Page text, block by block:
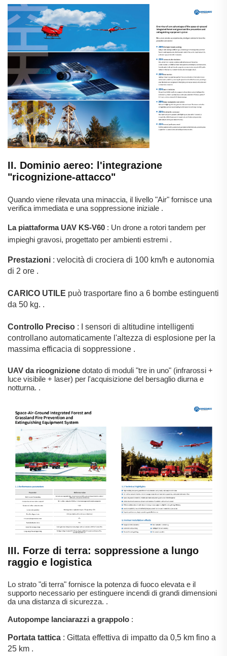
II. Dominio aereo: l'integrazione
"ricognizione-attacco"
Quando viene rilevata una minaccia, il livello "Air" fornisce una
verifica immediata e una soppressione iniziale .
La piattaforma UAV KS-V60 : Un drone a rotori tandem per
impieghi gravosi, progettato per ambienti estremi .
Prestazioni : velocità di crociera di 100 km/h e autonomia
di 2 ore .
CARICO UTILE può trasportare fino a 6 bombe estinguenti
da 50 kg. .
Controllo Preciso : I sensori di altitudine intelligenti
controllano automaticamente l'altezza di esplosione per la
massima efficacia di soppressione .
UAV da ricognizione dotato di moduli "tre in uno" (infrarossi +
luce visibile + laser) per l'acquisizione del bersaglio diurna e
notturna. .
III. Forze di terra: soppressione a lungo
raggio e logistica
Lo strato "di terra" fornisce la potenza di fuoco elevata e il
supporto necessario per estinguere incendi di grandi dimensioni
da una distanza di sicurezza. .
Autopompe lanciarazzi a grappolo :
Portata tattica : Gittata effettiva di impatto da 0,5 km fino a
25 km .